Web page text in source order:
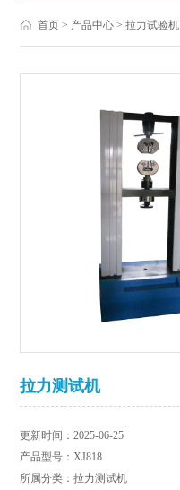
首页 > 产品中心 >拉力试验机
拉力测试机
更新时间：2025-06-25
产品型号：XJ818
所属分类：拉力测试机